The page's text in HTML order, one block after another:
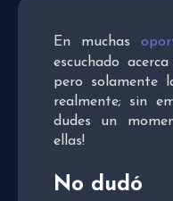
En muchas
escuchado
pero solamente
realmente; sin
dudes un
ellas!
No dudó